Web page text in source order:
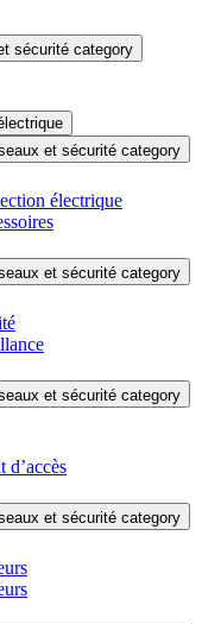
sécurité category
et sécurité category
électrique
et sécurité category
et sécurité category
d’accès
et sécurité category